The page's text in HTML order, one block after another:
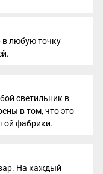
любую точку
светильник в
в том, что это
фабрики.
На каждый